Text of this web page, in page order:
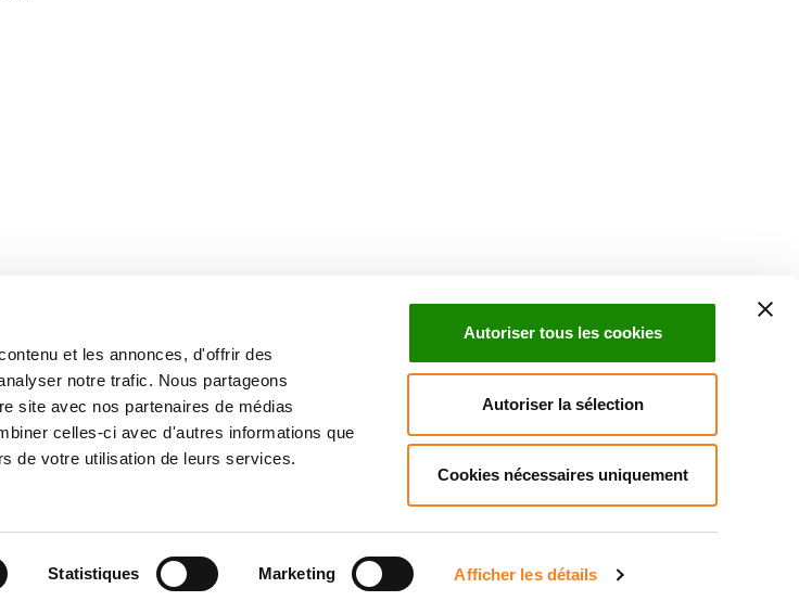
et les annonces, d'offrir des
notre trafic. Nous partageons
site avec nos partenaires de médias
celles-ci avec d'autres informations que
de votre utilisation de leurs services.
Statistiques Marketing Afficher les détails
Autoriser tous les cookies
Autoriser la sélection
Cookies nécessaires uniquement
Inscrivez-vous à la newsletter
ActualitésDroits du patient
Mentions légalesPolitique des données personnellesGestion des cookiesSignalement